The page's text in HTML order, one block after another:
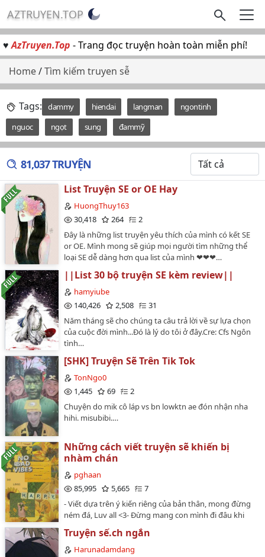
AZTRUYEN.TOP
♥AzTruyen.Top - Trang đọc truyện hoàn toàn miễn phí!
Home/Tìm kiếm truyen sễ
Tags: dammy hiendai langman
ngontinh
nguoc
ngọt sung đammỹ
81,037 TRUYỆN
List Truyện SE or OE Hay
HuongThuy163
30,418
264
2
Đây là những list truyện yêu thích của mình có kết SE
or OE. Mình mong sẽ giúp mọi người tìm những thể
loại SE dễ dàng hơn qua list của mình ❤❤❤…
||List 30 bộ truyện SE kèm review||
hamyiube
140,426
2,508
31
Năm tháng sẽ cho chúng ta câu trả lời về sự lựa chọn
của cuộc đời mình...Đó là lý do tôi ở đây.Cre: Cfs Ngôn
tình…
[SHK] Truyện Sẽ Trên Tik Tok
TonNgo0
1,445
69
2
Chuyện do mik cô láp vs bn lowktn ae đón nhận nha
hihi. misubibi.…
Những cách viết truyện sẽ khiến bị
nhàm chán
pghaan
85,995
5,665
7
- Viết dựa trên ý kiến riêng của bản thân, mong đừng
ném đá, Luv all <3- Đừng mang con mình đi đâu khi
chưa có sự đồng ý của mình :(…
Truyện sế.ch ngắn
Harunadamdang